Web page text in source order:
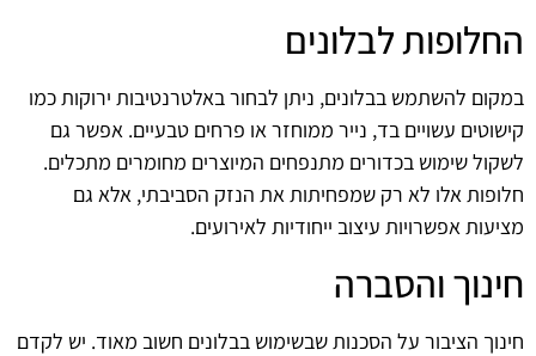
החלופות לבלונים
במקום להשתמש בבלונים, ניתן לבחור באלטרנטיבות ירוקות כמו
קישוטים עשויים בד, נייר ממוחזר או פרחים טבעיים. אפשר גם
לשקול שימוש בכדורים מתנפחים המיוצרים מחומרים מתכלים.
חלופות אלו לא רק שמפחיתות את הנזק הסביבתי, אלא גם
מציעות אפשרויות עיצוב ייחודיות לאירועים.
חינוך והסברה
חינוך הציבור על הסכנות שבשימוש בבלונים חשוב מאוד. יש לקדם